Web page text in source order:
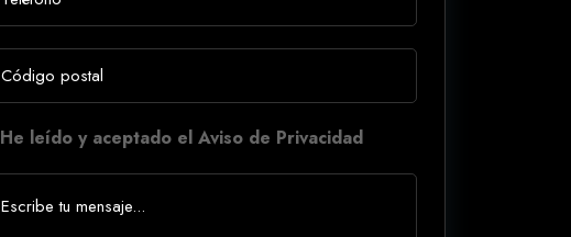
He leído y aceptado el Aviso de Privacidad